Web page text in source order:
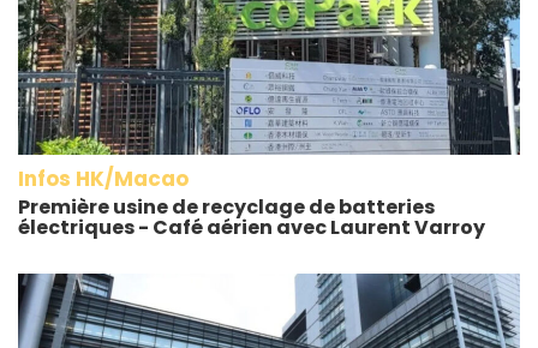
Infos HK/Macao
Première usine de recyclage de batteries
électriques - Café aérien avec Laurent Varroy